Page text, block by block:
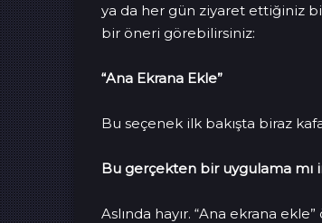
ya da her gün ziyaret ettiğiniz
bir öneri görebilirsiniz:
“Ana Ekrana Ekle”
Bu seçenek ilk bakışta biraz
Bu gerçekten bir uygulama mı
Aslında hayır. “Ana ekrana